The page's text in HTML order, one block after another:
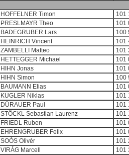
HOFFELNER Timon
101
PRESLMAYR Theo
101
BADEGRUBER Lars
100
HEINRICH Vincent
101
ZAMBELLI Matteo
101
HETTEGGER Michael
101
HIHN Jonas
101
HIHN Simon
100
BAUMANN Elias
101
KUGLER Niklas
101
DÜRAUER Paul
101
STÖCKL Sebastian Laurenz
101
FRIEDL Ruben
101
EHRENGRUBER Felix
101
SOÓS Olivér
101
VIRÁG Marcell
101